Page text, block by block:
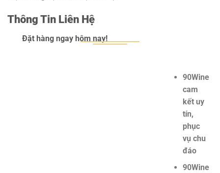
Thông Tin Liên Hệ
Đặt hàng ngay hôm nay!
90Wine
cam
kết uy
tín,
phục
vụ chu
đáo
90Wine